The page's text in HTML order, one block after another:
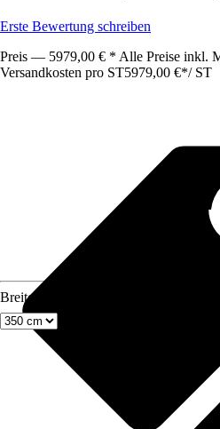
Erste Bewertung schreiben
Preis — 5979,00 € * Alle Preise inkl.
Versandkosten pro ST5979,00 €*/ ST
Breite